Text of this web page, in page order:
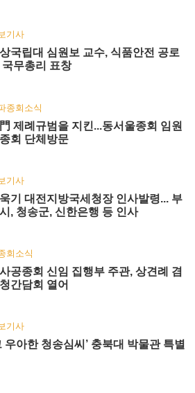
기사
국립대 심원보 교수, 식품안전 공로
국무총리 표창
종회소식
제례규범을 지킨...동서울종회 임원
회 단체방문
기사
기 대전지방국세청장 인사발령... 부
, 청송군, 신한은행 등 인사
회소식
공종회 신임 집행부 주관, 상견례 겸
간담회 열어
기사
우아한 청송심씨’ 충북대 박물관 특별